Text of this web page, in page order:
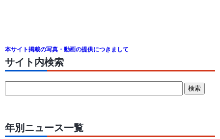
本サイト掲載の写真・動画の提供につきまして
サイト内検索
年別ニュース一覧